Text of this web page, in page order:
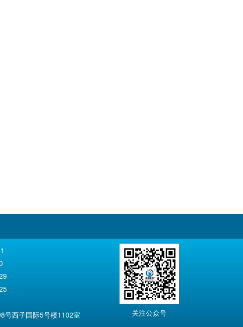
关注公众号
号西子国际5号楼1102室